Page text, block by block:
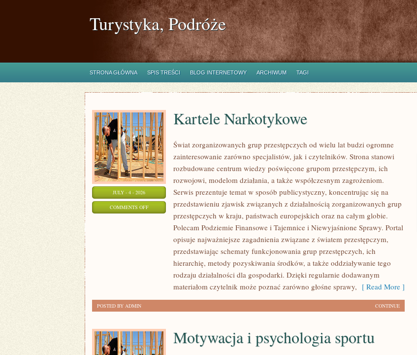
Turystyka, Podróże
STRONA GŁÓWNA SPIS TREŚCI BLOG INTERNETOWY ARCHIWUM TAGI
JULY - 4 - 2026
COMMENTS OFFON
NARKOTYKOWE
Kartele Narkotykowe
Świat zorganizowanych grup przestępczych od wielu lat budzi ogromne
zainteresowanie zarówno specjalistów, jak i czytelników. Strona stanowi
rozbudowane centrum wiedzy poświęcone grupom przestępczym, ich
rozwojowi, modelom działania, a także współczesnym zagrożeniom.
Serwis prezentuje temat w sposób publicystyczny, koncentrując się na
przedstawieniu zjawisk związanych z działalnością zorganizowanych grup
przestępczych w kraju, państwach europejskich oraz na całym globie.
Polecam Podziemie Finansowe i Tajemnice i Niewyjaśnione Sprawy. Portal
opisuje najważniejsze zagadnienia związane z światem przestępczym,
przedstawiając schematy funkcjonowania grup przestępczych, ich
hierarchię, metody pozyskiwania środków, a także oddziaływanie tego
rodzaju działalności dla gospodarki. Dzięki regularnie dodawanym
materiałom czytelnik może poznać zarówno głośne sprawy, [ Read More ]
CONTINUE
POSTED BY ADMIN
Motywacja i psychologia sportu